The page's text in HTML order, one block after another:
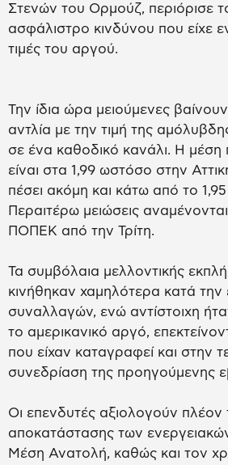
Στενών του Ορμούζ, περιόρισε
ασφάλιστρο κινδύνου που είχε
τιμές του αργού.
Την ίδια ώρα μειούμενες βαίνουν
αντλία με την τιμή της
σε ένα καθοδικό κανάλι. Η μέση
είναι στα 1,99 ωστόσο στην
πέσει ακόμη και κάτω από το
Περαιτέρω μειώσεις
ΠΟΠΕΚ από την Τρίτη.
Τα συμβόλαια μελλοντικής
κινήθηκαν χαμηλότερα κατά
συναλλαγών, ενώ αντίστοιχη
το αμερικανικό αργό,
που είχαν καταγραφεί και στην
συνεδρίαση της προηγούμενης
Οι επενδυτές αξιολογούν πλέον
αποκατάστασης των
Μέση Ανατολή, καθώς και τον